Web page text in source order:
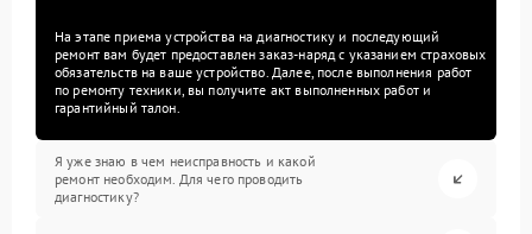
На этапе приема устройства на диагностику и последующий
ремонт вам будет предоставлен заказ-наряд с указанием страховых
обязательств на ваше устройство. Далее, после выполнения работ
по ремонту техники, вы получите акт выполненных работ и
гарантийный талон.
Я уже знаю в чем неисправность и какой
ремонт необходим. Для чего проводить
диагностику?